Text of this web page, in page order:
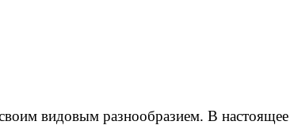
видовым разнообразием. В настоящее